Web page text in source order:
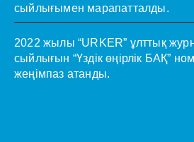
сыйлығымен марапатталды.
2022 жылы “URKER” ұлттық
сыйлығын “Үздік өңірлік БАҚ”
жеңімпаз атанды.